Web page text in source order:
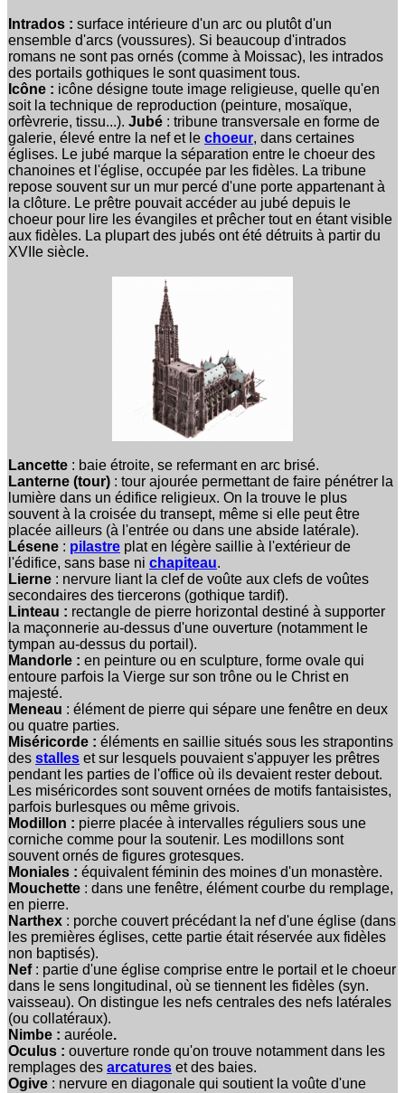
Intrados : surface intérieure d'un arc ou plutôt d'un
ensemble d'arcs (voussures). Si beaucoup d'intrados
romans ne sont pas ornés (comme à Moissac), les intrados
des portails gothiques le sont quasiment tous.
Icône : icône désigne toute image religieuse, quelle qu'en
soit la technique de reproduction (peinture, mosaïque,
orfèvrerie, tissu...). Jubé : tribune transversale en forme de
galerie, élevé entre la nef et le choeur, dans certaines
églises. Le jubé marque la séparation entre le choeur des
chanoines et l'église, occupée par les fidèles. La tribune
repose souvent sur un mur percé d'une porte appartenant à
la clôture. Le prêtre pouvait accéder au jubé depuis le
choeur pour lire les évangiles et prêcher tout en étant visible
aux fidèles. La plupart des jubés ont été détruits à partir du
XVIIe siècle.
Lancette : baie étroite, se refermant en arc brisé.
Lanterne (tour) : tour ajourée permettant de faire pénétrer la
lumière dans un édifice religieux. On la trouve le plus
souvent à la croisée du transept, même si elle peut être
placée ailleurs (à l'entrée ou dans une abside latérale).
Lésene : pilastre plat en légère saillie à l'extérieur de
l'édifice, sans base ni chapiteau.
Lierne : nervure liant la clef de voûte aux clefs de voûtes
secondaires des tiercerons (gothique tardif).
Linteau : rectangle de pierre horizontal destiné à supporter
la maçonnerie au-dessus d'une ouverture (notamment le
tympan au-dessus du portail).
Mandorle : en peinture ou en sculpture, forme ovale qui
entoure parfois la Vierge sur son trône ou le Christ en
majesté.
Meneau : élément de pierre qui sépare une fenêtre en deux
ou quatre parties.
Miséricorde : éléments en saillie situés sous les strapontins
des stalles et sur lesquels pouvaient s'appuyer les prêtres
pendant les parties de l'office où ils devaient rester debout.
Les miséricordes sont souvent ornées de motifs fantaisistes,
parfois burlesques ou même grivois.
Modillon : pierre placée à intervalles réguliers sous une
corniche comme pour la soutenir. Les modillons sont
souvent ornés de figures grotesques.
Moniales : équivalent féminin des moines d'un monastère.
Mouchette : dans une fenêtre, élément courbe du remplage,
en pierre.
Narthex : porche couvert précédant la nef d'une église (dans
les premières églises, cette partie était réservée aux fidèles
non baptisés).
Nef: partie d'une église comprise entre le portail et le choeur
dans le sens longitudinal, où se tiennent les fidèles (syn.
vaisseau). On distingue les nefs centrales des nefs latérales
(ou collatéraux).
Nimbe : auréole.
Oculus : ouverture ronde qu'on trouve notamment dans les
remplages des arcatures et des baies.
Ogive : nervure en diagonale qui soutient la voûte d'une